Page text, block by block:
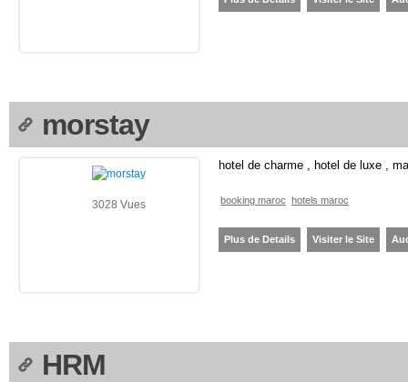
morstay
3028 Vues
hotel de charme , hotel de luxe ,
booking maroc hotels maroc
Plus de Details Visiter le Site
HRM